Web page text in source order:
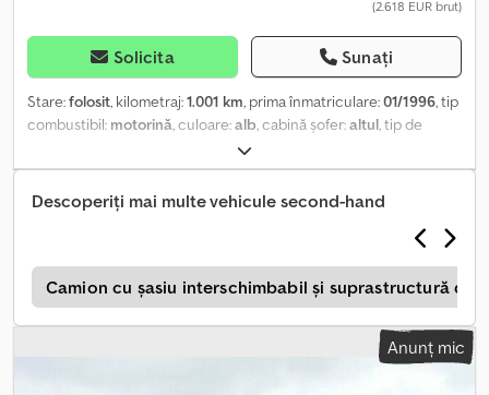
(2.618 EUR brut)
Solicita Sunați
Stare:folosit, kilometraj:1.001 km, prima înmatriculare:01/1996, tip
combustibil: motorină, culoare:alb, cabină șofer:altul, tip de
, lungimea spațiului de încărcare:
spațiului de încărcare:2.430 mm, înălțime spațiu de încărcare:
2.630 mm
, An de fabricație: 1996 , Locația vehiculului: Bovenden,
uși portale Construcție: caroserie tip cutie pentru mobilă
Greutate proprie: 2650 kg Crsdpfx Ahji Rqb Iomsf INFORMAȚIILE
DESPRE ACCESORII SUNT FĂRĂ GARANȚIE, cu rezervă pentru
modificări, vânzare intermediară și erori!
Descoperiți mai multe vehicule second-hand
Camion cu șasiu interschimbabil și suprastructură
Anunț mic